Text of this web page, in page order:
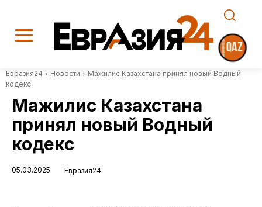
Евразия24 Новости
Мажилис Казахстана принял новый Водный
кодекс
Мажилис Казахстана
принял новый Водный
кодекс
05.03.2025 Евразия24